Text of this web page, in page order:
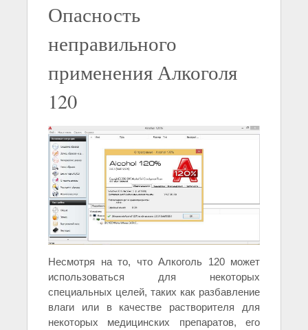
Опасность
неправильного
применения Алкоголя
120
Несмотря на то, что Алкоголь 120 может
использоваться для некоторых
специальных целей, таких как разбавление
влаги или в качестве растворителя для
некоторых медицинских препаратов, его